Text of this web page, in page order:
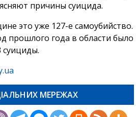
причины суицида.
это уже 127-е самоубийство.
прошлого года в области было
суициды.
МЕРЕЖАХ